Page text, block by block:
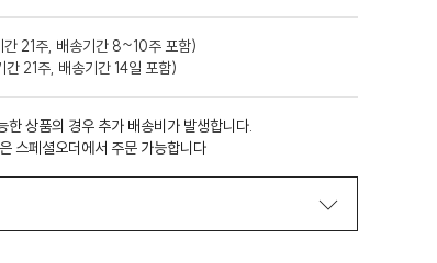
간 21주, 배송기간 8~10주 포함)
간 21주, 배송기간 14일 포함)
한 상품의 경우 추가 배송비가 발생합니다.
스페셜오더에서 주문 가능합니다